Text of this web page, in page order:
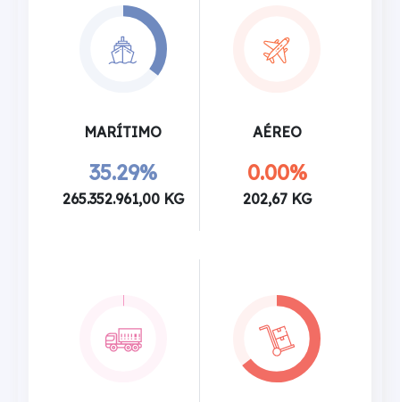
MARÍTIMO
35.29%
265.352.961,00 KG
AÉREO
0.00%
202,67 KG